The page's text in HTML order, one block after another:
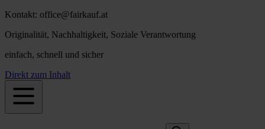
Kontakt: office@fairkauf.at
Originalität, Nachhaltigkeit, Soziale Verantwortung
einfach, schnell und sicher
Direkt zum Inhalt